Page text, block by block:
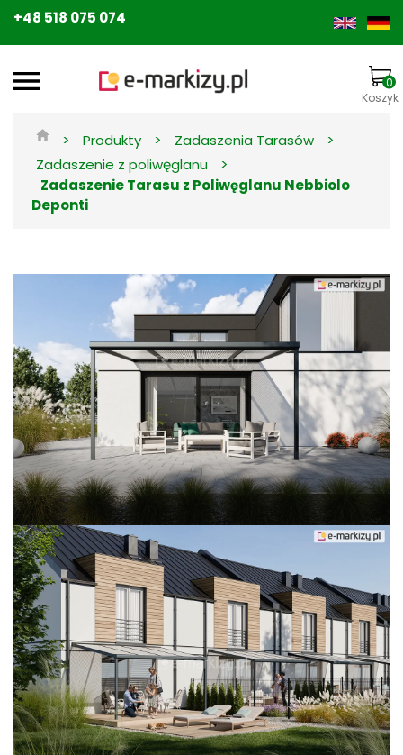
+48 518 075 074
0
Koszyk
> Produkty > Zadaszenia Tarasów >
Zadaszenie z poliwęglanu >
Zadaszenie Tarasu z Poliwęglanu Nebbiolo
Deponti